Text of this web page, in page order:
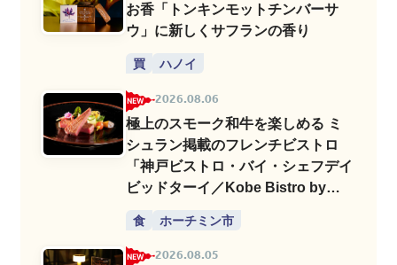
お香「トンキンモットチンバーサ
ウ」に新しくサフランの香り
買 ハノイ
2026.08.06
極上のスモーク和牛を楽しめる ミ
シュラン掲載のフレンチビストロ
「神戸ビストロ・バイ・シェフデイ
ビッドターイ／Kobe Bistro by
食 ホーチミン市
2026.08.05